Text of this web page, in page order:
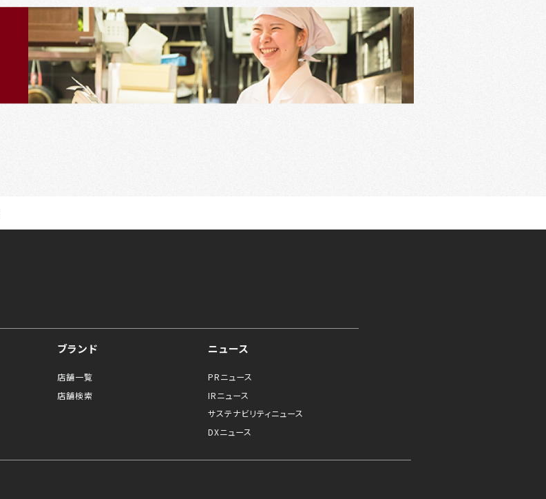
ブランド
店舗一覧
店舗検索
ニュース
PRニュース
IRニュース
サステナビリティニュース
DXニュース